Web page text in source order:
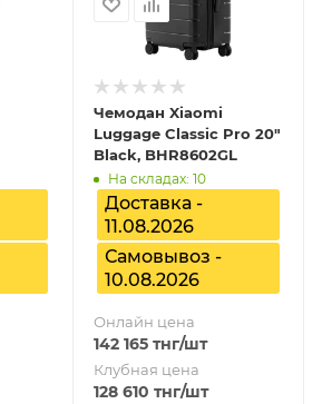
Чемодан Xiaomi
Luggage Classic Pro 20"
Black, BHR8602GL
На складах: 10
Доставка -
11.08.2026
Самовывоз -
10.08.2026
Онлайн цена
142 165тнг/шт
Клубная цена
128 610 тнг/шт